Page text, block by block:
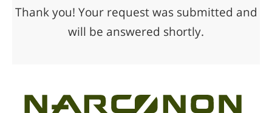
Thank you! Your request was submitted and
will be answered shortly.